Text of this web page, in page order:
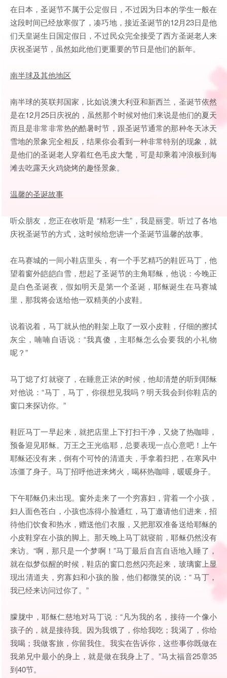
在日本，圣诞节不属于公定假日，不过因为日本的学生一般在
这段时间已经放寒假了，凑巧地，接近圣诞节的12月23日是他
们天皇诞生日国定假日，不过民众完全接受了西方圣诞老人来
庆祝圣诞节，虽然如此他们更重要的节日是他们的新年。
南半球及其他地区
南半球的英联邦国家，比如说澳大利亚和新西兰，圣诞节依然
是在12月25日庆祝的，虽然那个时候对他们来说是他们的夏天
而且是非常非常热的酷暑时节，跟圣诞节通常的那种冬天冰天
雪地的景象完全相反，结果你会看到一种非常特别的现象，就
是他们的圣诞老人穿着红色毛皮大氅，可是却乘着冲浪板到海
滩去吃露天火鸡烧烤的趣怪景象。
温馨的圣诞故事
听众朋友，您正在收听是 “精彩一生”，我是丽雯。听过了各地
庆祝圣诞节的方式，这时候给您讲一个圣诞节温馨的故事。
在马赛城的一间小鞋店里头，有一个手艺精巧的鞋匠马丁，他
望着窗外皑皑白雪，想起了圣诞节的主角耶稣，他说：今晚正
是白色圣诞夜，假如明天是第一个圣诞，耶稣诞生在马赛城
里，那我将会送给他一双精美的小皮鞋。
说着说着，马丁就从他的鞋架上取了一双小皮鞋，仔细的擦拭
灰尘，喃喃自语说：“我真傻，主耶稣怎么会要我的小礼物
呢？”
马丁熄了灯就寝了，在睡意正浓的时候，他却清楚的听到耶稣
对他说：“马丁，马丁，你很想见我吗？明天我会到你鞋店的
窗口来探访你。”
鞋匠马丁一早起来，就把店里上下打扫干净，又烧了热咖啡，
预备迎见耶稣。万王之王光临耶，总要表现一点心意吧！上午
耶稣还没有来，倒有个可怜的清道夫，手拿着扫把，在寒风中
冻僵了身子。马丁招呼他进来烤火，喝杯热咖啡，暖暖身子。
下午耶稣仍未出现。窗外走来了一个穷寡妇，背着一个小孩，
妇人面色苍白，小孩也冻得小脸通红，马丁邀请他们进来，招
待他们饮食和热水，赠送他们衣服，又把那双准备送给耶稣的
小皮鞋穿在小孩的脚上。那天晚上马丁就寝前，耶稣仍然没有
来访。“啊，那只是一个梦啊！”马丁最后自言自语地入睡了，
就在似梦似醒的时候，鞋店的窗口忽然闪亮起来，玻璃窗上显
现出清道夫，穷寡妇和小孩的脸，他们都微笑的说：“ 马丁，
我已经来访问过你了。”
朦胧中，耶稣仁慈地对马丁说：“凡为我的名，接待一个像小
孩子的，就是接待我。因为我饿了，你给我吃；我渴了，你给
我喝；我做客旅，你留我住。我实在告诉你，这些事你既做在
我弟兄中最小的身上，就是做在我身上了。”马太福音25章35
到40节。